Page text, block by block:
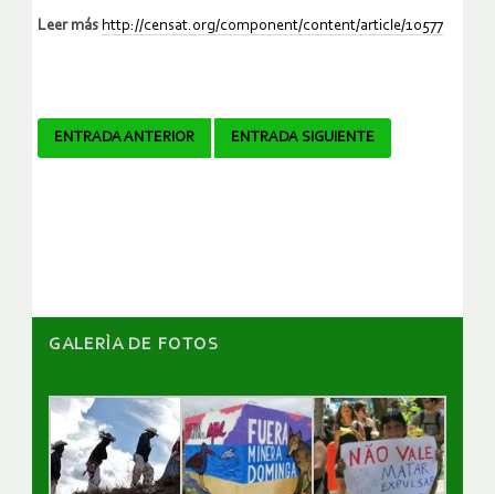
Leer más http://censat.org/component/content/article/10577
Navegador
ENTRADA ANTERIOR ENTRADA SIGUIENTE
GALERÌA DE FOTOS